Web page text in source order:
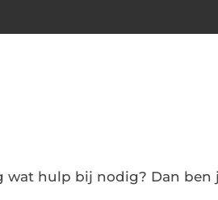
wat hulp bij nodig? Dan ben